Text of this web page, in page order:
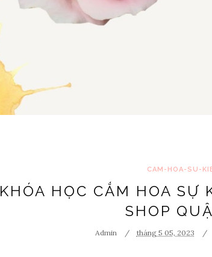
CAM-HOA-SU-
KHÓA HỌC CẮM HOA SỰ
SHOP
Admin tháng 5 05, 2023